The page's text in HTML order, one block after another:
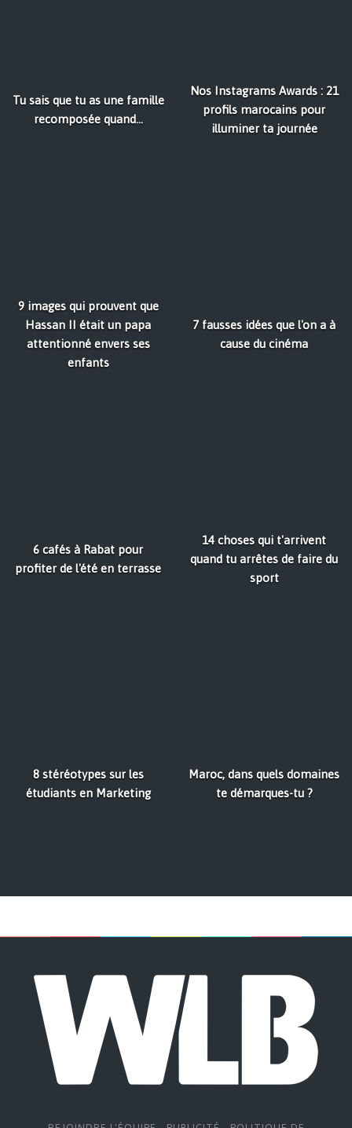
Tu sais que tu as une famille
recomposée quand...
Nos Instagrams Awards : 21
profils marocains pour
illuminer ta journée
9 images qui prouvent que
Hassan II était un papa
attentionné envers ses
enfants
7 fausses idées que l'on a à
cause du cinéma
6 cafés à Rabat pour
profiter de l'été en terrasse
14 choses qui t'arrivent
quand tu arrêtes de faire du
sport
8 stéréotypes sur les
étudiants en Marketing
Maroc, dans quels domaines
te démarques-tu ?